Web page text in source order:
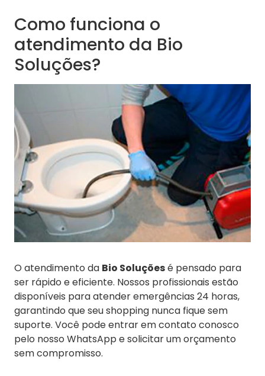
Como funciona o
atendimento da Bio
Soluções?
O atendimento da Bio Soluçõesé pensado para
ser rápido e eficiente. Nossos profissionais estão
disponíveis para atender emergências 24 horas,
garantindo que seu shopping nunca fique sem
suporte. Você pode entrar em contato conosco
pelo nosso WhatsApp e solicitar um orçamento
sem compromisso.